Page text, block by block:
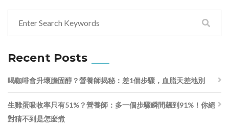
Recent Posts
喝咖啡會升壞膽固醇？營養師揭秘：差1個步驟，血脂天差地別
生雞蛋吸收率只有51%？營養師：多一個步驟瞬間飆到91%！你絕
對猜不到是怎麼煮